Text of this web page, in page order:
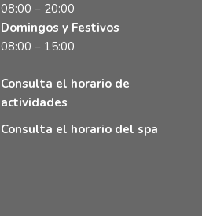
08:00 – 20:00
Domingos y Festivos
08:00 – 15:00
Consulta el horario de
actividades
Consulta el horario del spa